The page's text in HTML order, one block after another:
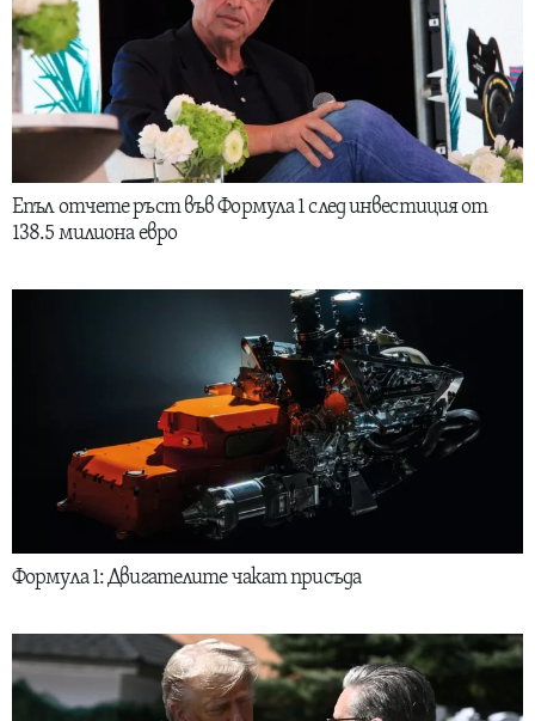
Епъл отчете ръст във Формула 1 след инвестиция от
138.5 милиона евро
Формула 1: Двигателите чакат присъда